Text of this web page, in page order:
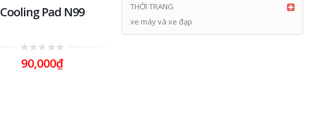
Cooling Pad N99
out
90,000₫
031,000₫
THỜI TRANG
xe máy và xe đạp